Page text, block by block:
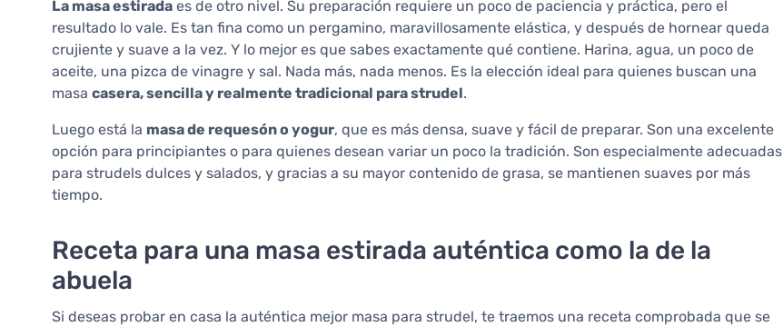
La masa estirada es de otro nivel. Su preparación requiere un poco de paciencia y práctica, pero el
resultado lo vale. Es tan fina como un pergamino, maravillosamente elástica, y después de hornear queda
crujiente y suave a la vez. Y lo mejor es que sabes exactamente qué contiene. Harina, agua, un poco de
aceite, una pizca de vinagre y sal. Nada más, nada menos. Es la elección ideal para quienes buscan una
masa casera, sencilla y realmente tradicional para strudel.
Luego está la masa de requesón o yogur, que es más densa, suave y fácil de preparar. Son una excelente
opción para principiantes o para quienes desean variar un poco la tradición. Son especialmente adecuadas
para strudels dulces y salados, y gracias a su mayor contenido de grasa, se mantienen suaves por más
tiempo.
Receta para una masa estirada auténtica como la de la
abuela
Si deseas probar en casa la auténtica mejor masa para strudel, te traemos una receta comprobada que se